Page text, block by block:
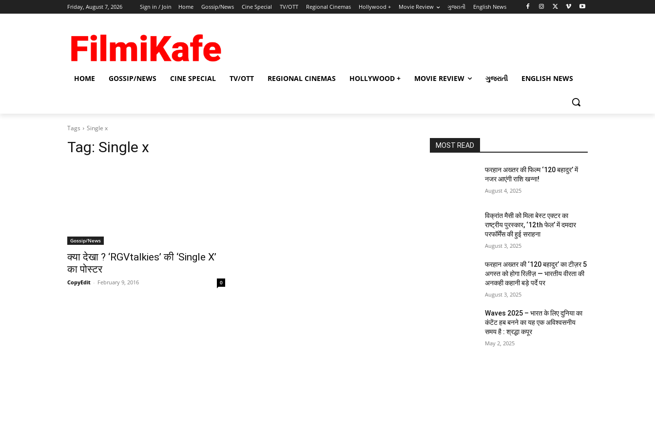
Friday, August 7, 2026 Sign in / Join Home Gossip/News Cine Special TV/OTT Regional Cinemas Hollywood + Movie Review ગુજરાતી English News
HOME GOSSIP/NEWS CINE SPECIAL TV/OTT REGIONAL CINEMAS HOLLYWOOD + MOVIE REVIEW ગુજરાતી ENGLISH NEWS
Tags Single x
Tag: Single x
Gossip/News
क्‍या देखा ? ‘RGVtalkies’ की ‘Single X’
का पोस्‍टर
CopyEdit - February 9, 2016 0
MOST READ
फरहान अख्तर की फिल्म ‘120 बहादुर’ में
नजर आएंगी राशि खन्ना!
August 4, 2025
विक्रांत मैसी को मिला बेस्ट एक्टर का
राष्ट्रीय पुरस्कार, ‘12th फेल’ में दमदार
परफॉर्मेंस की हुई सराहना
August 3, 2025
फरहान अख्तर की ‘120 बहादुर’ का टीज़र 5
अगस्त को होगा रिलीज़ — भारतीय वीरता की
अनकही कहानी बड़े पर्दे पर
August 3, 2025
Waves 2025 – भारत के लिए दुनिया का
कंटेंट हब बनने का यह एक अविश्वसनीय
समय है : श्रद्धा कपूर
May 2, 2025